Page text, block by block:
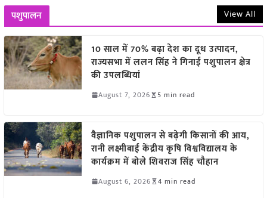
पशुपालन View All
10 साल में 70% बढ़ा देश का दूध उत्पादन,
राज्यसभा में ललन सिंह ने गिनाईं पशुपालन क्षेत्र
की उपलब्धियां
August 7, 2026 5 min read
वैज्ञानिक पशुपालन से बढ़ेगी किसानों की आय,
रानी लक्ष्मीबाई केंद्रीय कृषि विश्वविद्यालय के
कार्यक्रम में बोले शिवराज सिंह चौहान
August 6, 2026 4 min read